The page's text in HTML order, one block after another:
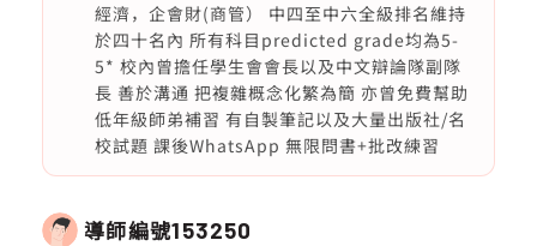
經濟，企會財(商管） 中四至中六全級排名維持
於四十名內 所有科目predicted grade均為5-
5* 校內曾擔任學生會會長以及中文辯論隊副隊
長 善於溝通 把複雜概念化繁為簡 亦曾免費幫助
低年級師弟補習 有自製筆記以及大量出版社/名
校試題 課後WhatsApp 無限問書+批改練習
導師編號153250